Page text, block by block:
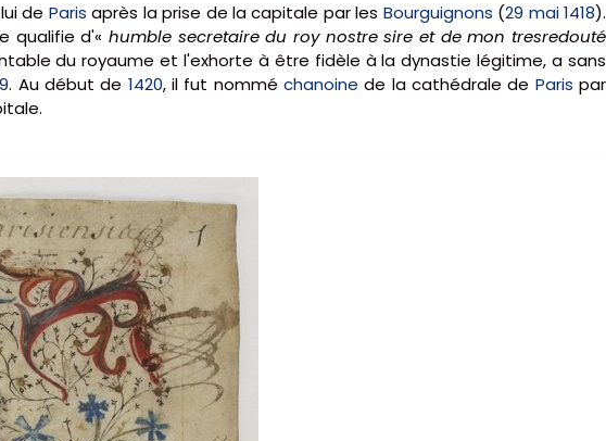
de Paris après la prise de la capitale par les Bourguignons (29 mai 1418).
qualifie d'«humble secretaire du roy nostre sire et de mon tresredouté
du royaume et l'exhorte à être fidèle à la dynastie légitime, a sans
. Au début de 1420, il fut nommé chanoine de la cathédrale de Paris par